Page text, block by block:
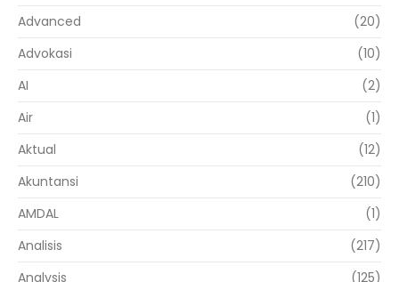
Advanced
(20)
Advokasi
(10)
AI
(2)
Air
(1)
Aktual
(12)
Akuntansi
(210)
AMDAL
(1)
Analisis
(217)
Analysis
(125)